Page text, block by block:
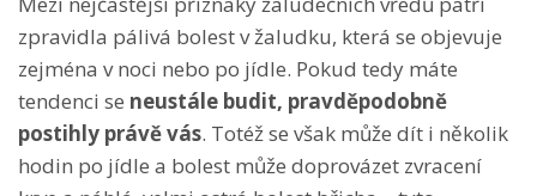
zpravidla pálivá bolest v žaludku, která se objevuje
zejména v noci nebo po jídle. Pokud tedy máte
tendenci se neustále budit, pravděpodobně
postihly právě vás. Totéž se však může dít i několik
hodin po jídle a bolest může doprovázet zvracení